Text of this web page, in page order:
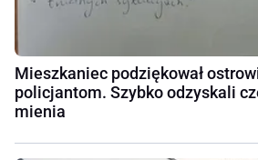
Mieszkaniec podziękował
policjantom. Szybko odzyskali
mienia